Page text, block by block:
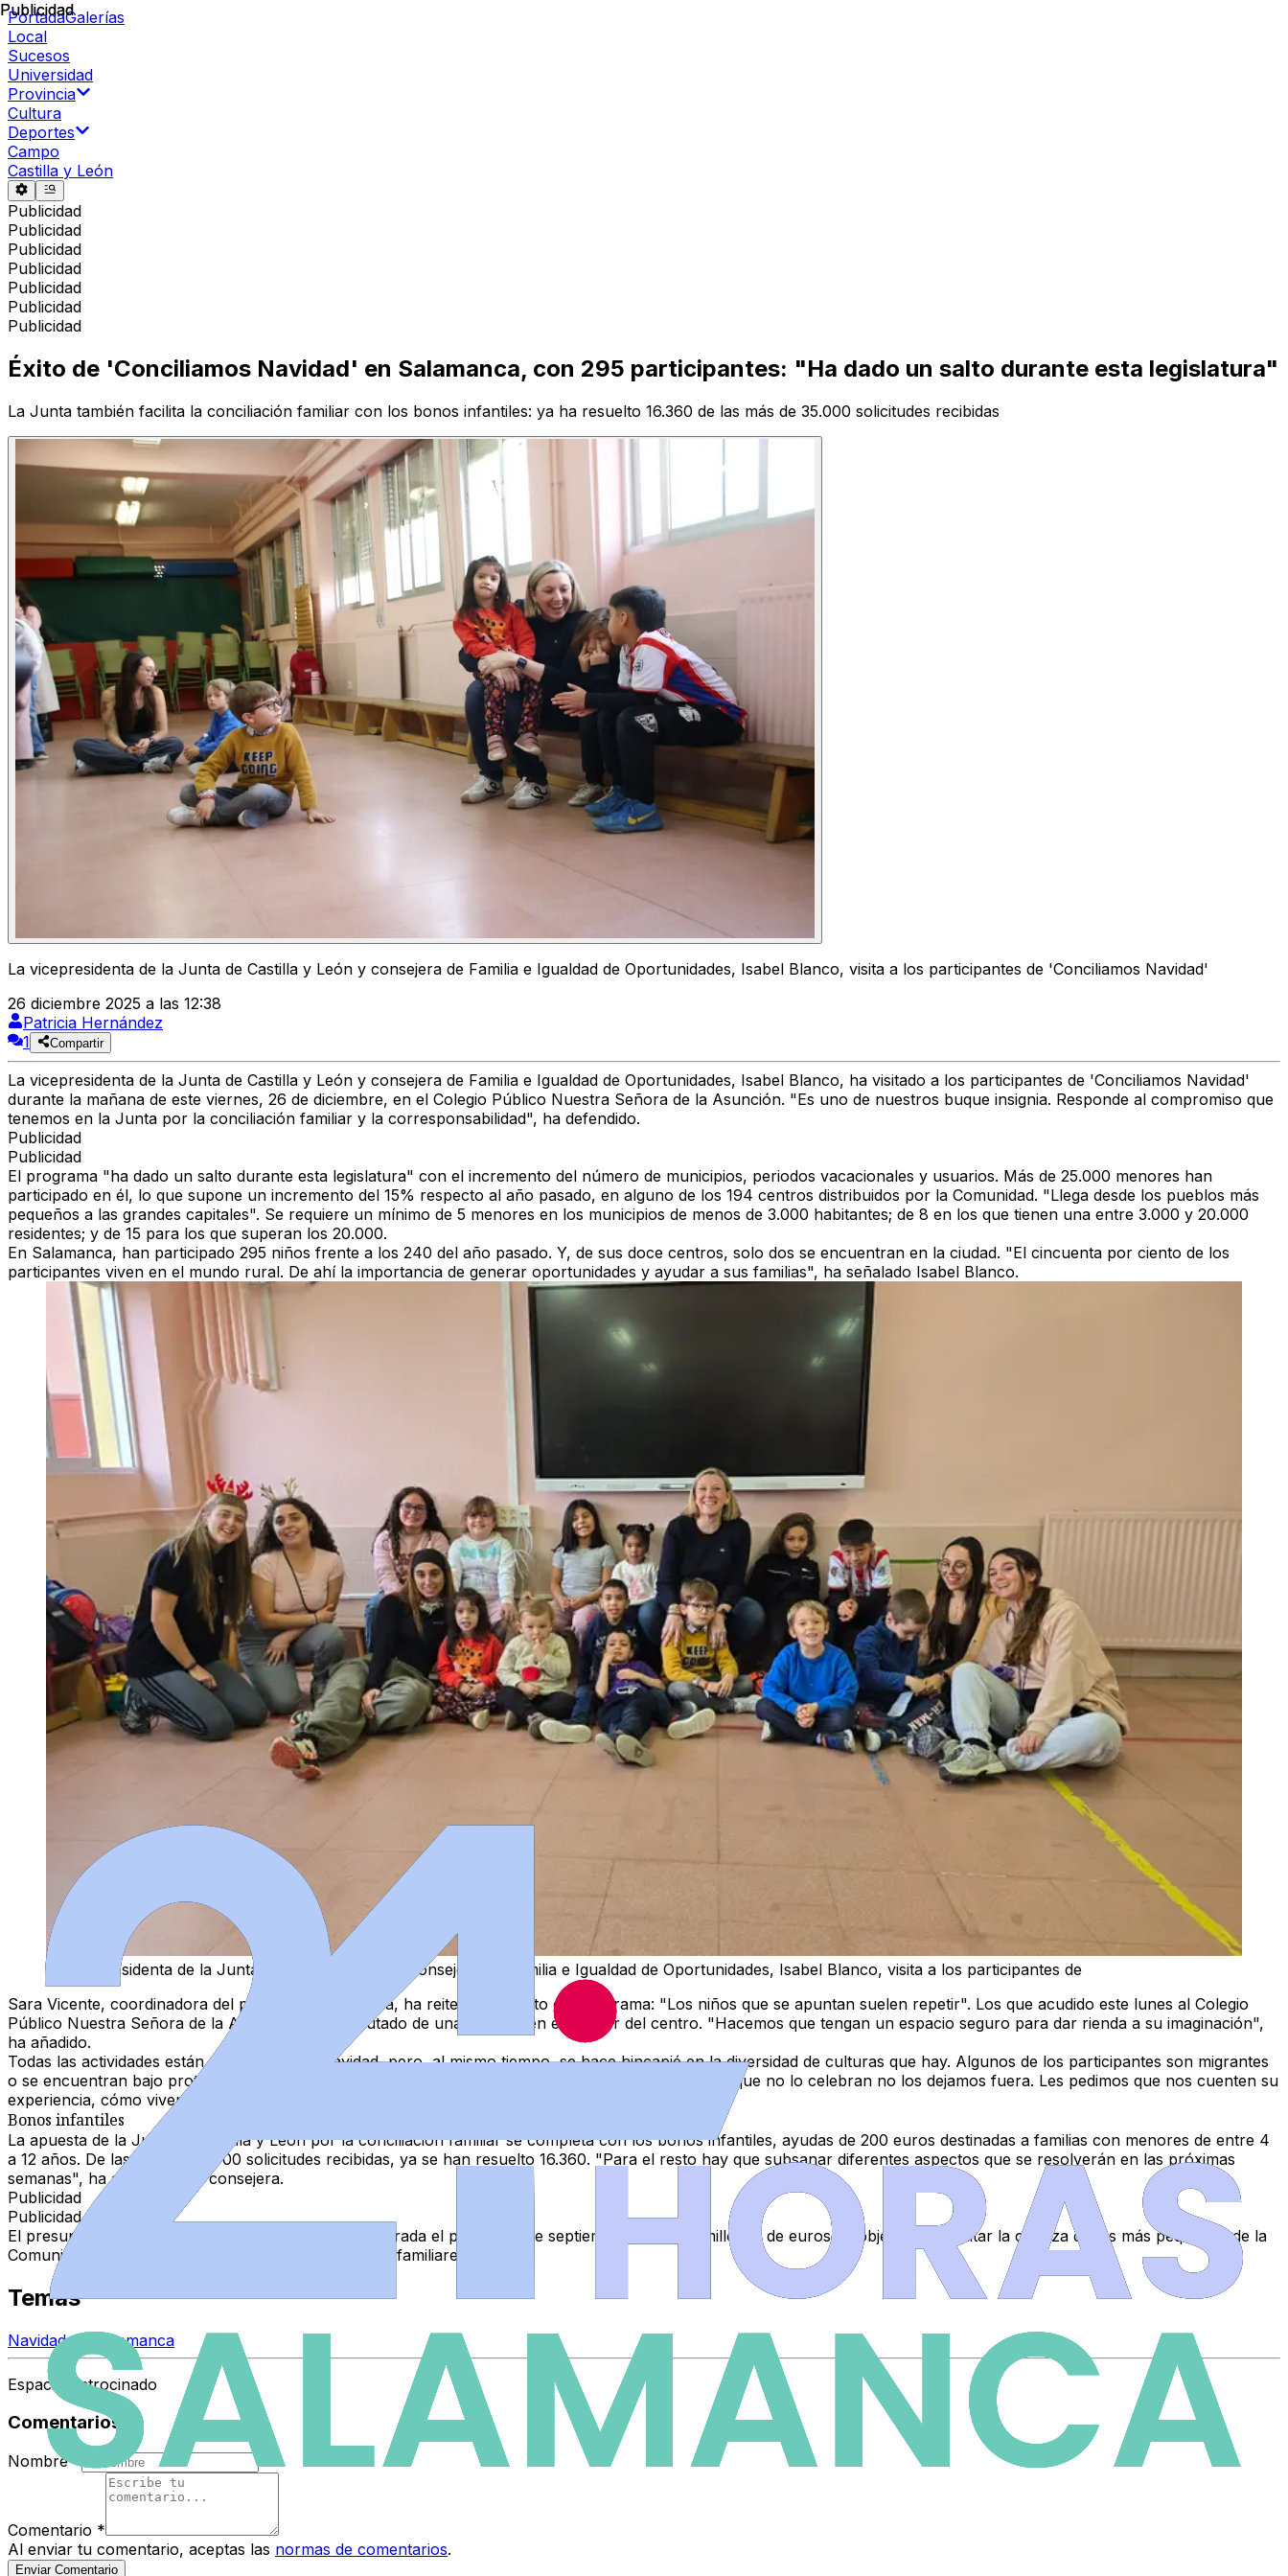
PortadaGalerías
Local
Sucesos
Universidad
Provincia
Cultura
Deportes
Campo
Castilla y León
Publicidad
Publicidad
Publicidad
Publicidad
Publicidad
Publicidad
Publicidad
Publicidad
Éxito de 'Conciliamos Navidad' en Salamanca, con 295 participantes: "Ha dado un salto durante esta legislatura"
La Junta también facilita la conciliación familiar con los bonos infantiles: ya ha resuelto 16.360 de las más de 35.000 solicitudes recibidas
La vicepresidenta de la Junta de Castilla y León y consejera de Familia e Igualdad de Oportunidades, Isabel Blanco, visita a los participantes de 'Conciliamos Navidad'
26 diciembre 2025 a las 12:38
Patricia Hernández
1
Compartir
La vicepresidenta de la Junta de Castilla y León y consejera de Familia e Igualdad de Oportunidades, Isabel Blanco, ha visitado a los participantes de 'Conciliamos Navidad'
durante la mañana de este viernes, 26 de diciembre, en el Colegio Público Nuestra Señora de la Asunción. "Es uno de nuestros buque insignia. Responde al compromiso que
tenemos en la Junta por la conciliación familiar y la corresponsabilidad", ha defendido.
Publicidad
Publicidad
El programa "ha dado un salto durante esta legislatura" con el incremento del número de municipios, periodos vacacionales y usuarios. Más de 25.000 menores han
participado en él, lo que supone un incremento del 15% respecto al año pasado, en alguno de los 194 centros distribuidos por la Comunidad. "Llega desde los pueblos más
pequeños a las grandes capitales". Se requiere un mínimo de 5 menores en los municipios de menos de 3.000 habitantes; de 8 en los que tienen una entre 3.000 y 20.000
residentes; y de 15 para los que superan los 20.000.
En Salamanca, han participado 295 niños frente a los 240 del año pasado. Y, de sus doce centros, solo dos se encuentran en la ciudad. "El cincuenta por ciento de los
participantes viven en el mundo rural. De ahí la importancia de generar oportunidades y ayudar a sus familias", ha señalado Isabel Blanco.
La vicepresidenta de la Junta de Castilla y León y consejera de Familia e Igualdad de Oportunidades, Isabel Blanco, visita a los participantes de
Sara Vicente, coordinadora del programa y monitora, ha reiterado el éxito del programa: "Los niños que se apuntan suelen repetir". Los que acudido este lunes al Colegio
Público Nuestra Señora de la Asunción han disfrutado de una gincana en el interior del centro. "Hacemos que tengan un espacio seguro para dar rienda a su imaginación",
ha añadido.
Todas las actividades están orientadas a la Navidad, pero, al mismo tiempo,se hace hincapié en la diversidad de culturas que hay. Algunos de los participantes son migrantes
o se encuentran bajo protección internacional. "Atendemos a esas necesidades. A los musulmanes que no lo celebran no los dejamos fuera. Les pedimos que nos cuenten su
experiencia, cómo viven estos días", ha explicado la monitora.
Bonos infantiles
La apuesta de la Junta de Castilla y León por la conciliación familiar se completa con los bonos infantiles, ayudas de 200 euros destinadas a familias con menores de entre 4
a 12 años. De las más de 35.000 solicitudes recibidas, ya se han resuelto 16.360. "Para el resto hay que subsanar diferentes aspectos que se resolverán en las próximas
semanas", ha anunciado la consejera.
Publicidad
Publicidad
El presupuesto asignado para esta convocatoria, cerrada el pasado 15 de septiembre, es de 16 millones de euros.
El objetivo es facilitar la crianza de los más pequeños de la
Comunidad ante las nuevas realidades y necesidades familiares.
Temas
Navidad en Salamanca
Espacio Patrocinado
Comentarios
Nombre *
Comentario *
Al enviar tu comentario, aceptas las normas de comentarios.
Enviar Comentario
Publicidad